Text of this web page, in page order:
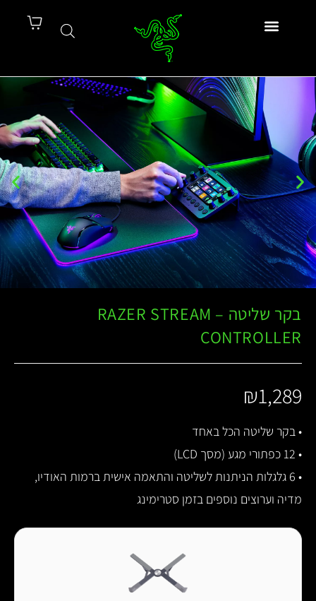
בקר שליטה – RAZER STREAM
CONTROLLER
₪1,289
• בקר שליטה הכל באחד
• 12 כפתורי מגע (מסך LCD)
• 6 גלגלות הניתנות לשליטה והתאמה אישית ברמות האודיו,
מדיה וערוצים נוספים בזמן סטרימינג